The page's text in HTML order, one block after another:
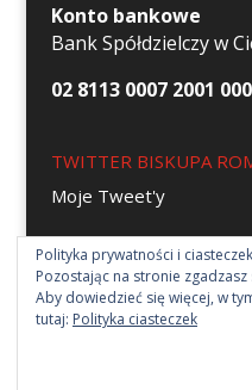
Konto bankowe
Bank Spółdzielczy w
02 8113 0007 2001
TWITTER BISKUPA
Moje Tweet'y
Strona parafii św.
Polityka prywatności i
Pozostając na stronie zgadzasz
Aby dowiedzieć się więcej, w
tutaj: Polityka ciasteczek